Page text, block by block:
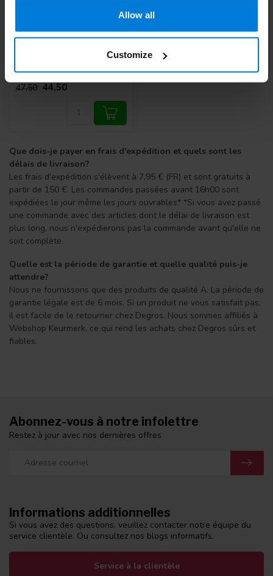
Allow all
Customize
Sacs à broche Romed -
50 pcs - Copy
47,50 44,50
Que dois-je payer en frais d'expédition et quels sont les
délais de livraison?
Les frais d'expédition s'élèvent à 7,95 € (FR) et sont gratuits à
partir de 150 €. Les commandes passées avant 16h00 sont
expédiées le jour même les jours ouvrables* *Si vous avez passé
une commande avec des articles dont le délai de livraison est
plus long, nous n'expédierons pas la commande avant qu'elle ne
soit complète.
Quelle est la période de garantie et quelle qualité puis-je
attendre?
Nous ne fournissons que des produits de qualité A. La période de
garantie légale est de 6 mois. Si un produit ne vous satisfait pas,
il est facile de le retourner chez Degros. Nous sommes affiliés à
Webshop Keurmerk, ce qui rend les achats chez Degros sûrs et
fiables.
Informations additionnelles
Si vous avez des questions, veuillez contacter notre équipe du
service clientèle. Ou consultez nos blogs informatifs.
Service à la clientèle
Abonnez-vous à notre infolettre
Restez à jour avec nos dernières offres